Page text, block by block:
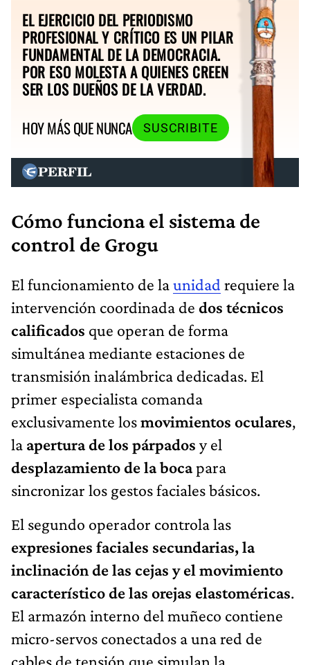
EL EJERCICIO DEL PERIODISMO
PROFESIONAL Y CRÍTICO ES UN PILAR
FUNDAMENTAL DE LA DEMOCRACIA.
POR ESO MOLESTA A QUIENES CREEN
SER LOS DUEÑOS DE LA VERDAD.
HOY MÁS QUE NUNCA
SUSCRIBITE
Cómo funciona el sistema de
control de Grogu
El funcionamiento de launidad requiere la
intervención coordinada de dos técnicos
calificados que operan de forma
simultánea mediante estaciones de
transmisión inalámbrica dedicadas. El
primer especialista comanda
exclusivamente losmovimientos oculares,
la apertura de los párpados y el
desplazamiento de la bocapara
sincronizar los gestos faciales básicos.
El segundo operador controla las
expresiones faciales secundarias, la
inclinación de las cejas y el movimiento
característico de las orejas elastoméricas.
El armazón interno del muñeco contiene
micro-servos conectados a una red de
cables de tensión que simulan la